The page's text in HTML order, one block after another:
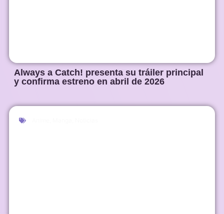
Always a Catch! presenta su tráiler principal
y confirma estreno en abril de 2026